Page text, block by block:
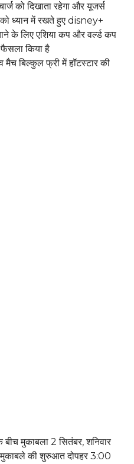
को दिखाता रहेगा और यूजर्स
ध्यान में रखते हुए disney+
के लिए एशिया कप और वर्ल्ड कप
किया है
बिल्कुल फ्री में हॉटस्टार की
मुकाबला 2 सितंबर, शनिवार
मुकाबले की शुरुआत दोपहर 3:00